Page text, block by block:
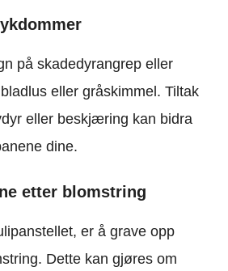
på skadedyrangrep eller
eller gråskimmel. Tiltak
eller beskjæring kan bidra
dine.
etter blomstring
er å grave opp
Dette kan gjøres om